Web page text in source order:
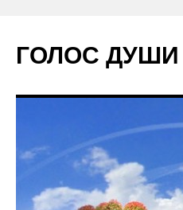
ГОЛОС ДУШИ